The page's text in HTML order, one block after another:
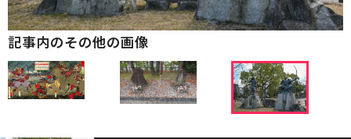
記事内のその他の画像